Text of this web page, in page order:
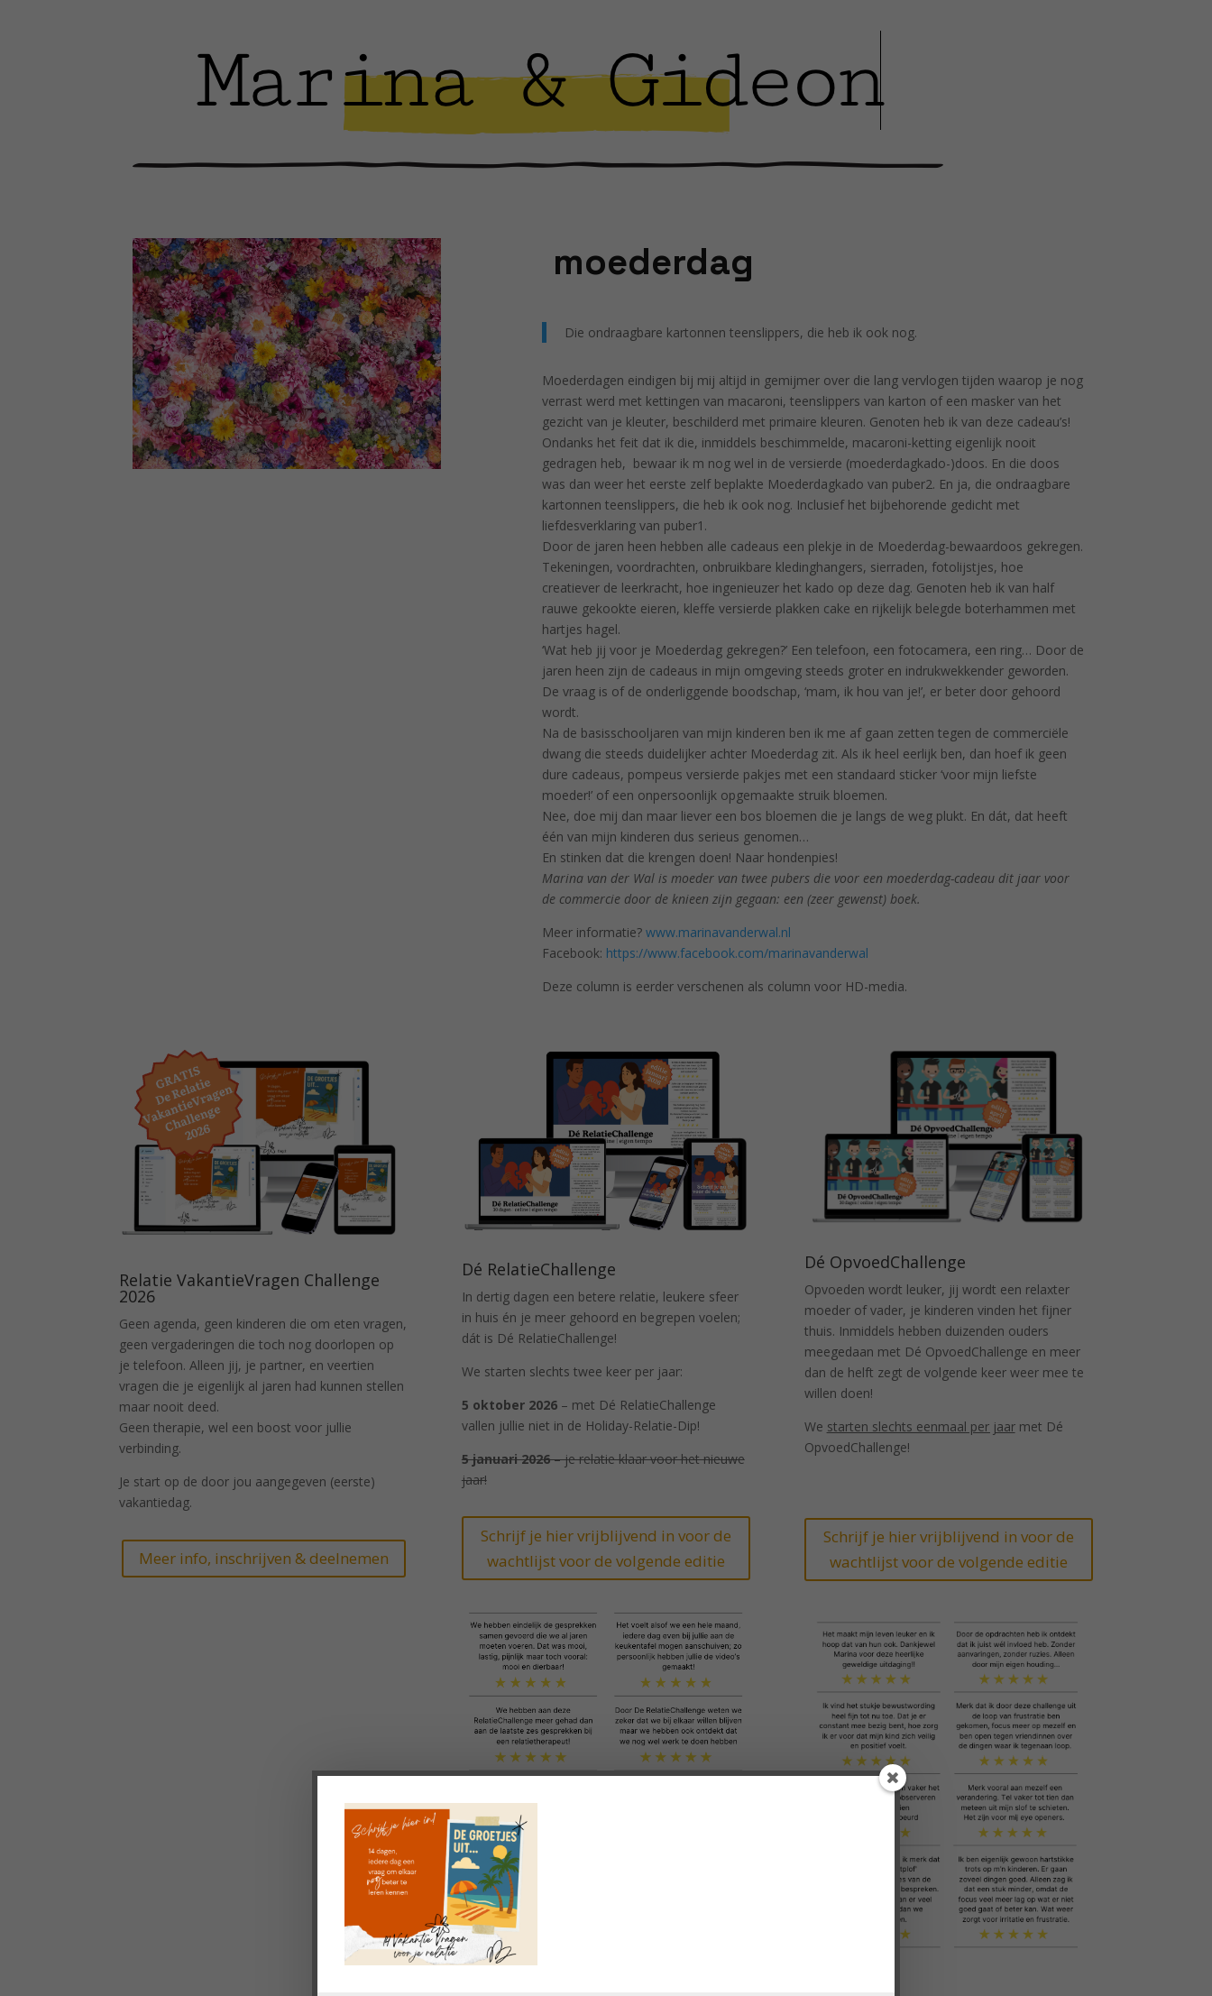
moederdag
Die ondraagbare kartonnen teenslippers, die heb ik ook nog.
Moederdagen eindigen bij mij altijd in gemijmer over die lang vervlogen tijden waarop je nog
verrast werd met kettingen van macaroni, teenslippers van karton of een masker van het
gezicht van je kleuter, beschilderd met primaire kleuren. Genoten heb ik van deze cadeau’s!
Ondanks het feit dat ik die, inmiddels beschimmelde, macaroni-ketting eigenlijk nooit
gedragen heb, bewaar ik m nog wel in de versierde (moederdagkado-)doos. En die doos
was dan weer het eerste zelf beplakte Moederdagkado van puber2. En ja, die ondraagbare
kartonnen teenslippers, die heb ik ook nog. Inclusief het bijbehorende gedicht met
liefdesverklaring van puber1.
Door de jaren heen hebben alle cadeaus een plekje in de Moederdag-bewaardoos gekregen.
Tekeningen, voordrachten, onbruikbare kledinghangers, sierraden, fotolijstjes, hoe
creatiever de leerkracht, hoe ingenieuzer het kado op deze dag. Genoten heb ik van half
rauwe gekookte eieren, kleffe versierde plakken cake en rijkelijk belegde boterhammen met
hartjes hagel.
‘Wat heb jij voor je Moederdag gekregen?’ Een telefoon, een fotocamera, een ring… Door de
jaren heen zijn de cadeaus in mijn omgeving steeds groter en indrukwekkender geworden.
De vraag is of de onderliggende boodschap, ‘mam, ik hou van je!’, er beter door gehoord
wordt.
Na de basisschooljaren van mijn kinderen ben ik me af gaan zetten tegen de commerciële
dwang die steeds duidelijker achter Moederdag zit. Als ik heel eerlijk ben, dan hoef ik geen
dure cadeaus, pompeus versierde pakjes met een standaard sticker ‘voor mijn liefste
moeder!’ of een onpersoonlijk opgemaakte struik bloemen.
Nee, doe mij dan maar liever een bos bloemen die je langs de weg plukt. En dát, dat heeft
één van mijn kinderen dus serieus genomen…
En stinken dat die krengen doen! Naar hondenpies!
Marina van der Wal is moeder van twee pubers die voor een moederdag-cadeau dit jaar voor
de commercie door de knieen zijn gegaan: een (zeer gewenst) boek.
Meer informatie? www.marinavanderwal.nl
Facebook: https://www.facebook.com/marinavanderwal
Deze column is eerder verschenen als column voor HD-media.
Relatie VakantieVragen Challenge
2026
Geen agenda, geen kinderen die om eten vragen,
geen vergaderingen die toch nog doorlopen op
je telefoon. Alleen jij, je partner, en veertien
vragen die je eigenlijk al jaren had kunnen stellen
maar nooit deed.
Geen therapie, wel een boost voor jullie
verbinding.
Je start op de door jou aangegeven (eerste)
vakantiedag.
Meer info, inschrijven & deelnemen
Dé RelatieChallenge
In dertig dagen een betere relatie, leukere sfeer
in huis én je meer gehoord en begrepen voelen;
dát is Dé RelatieChallenge!
We starten slechts twee keer per jaar:
5 oktober 2026– met Dé RelatieChallenge
vallen jullie niet in de Holiday-Relatie-Dip!
5 januari 2026– je relatie klaar voor het nieuwe
jaar!
Schrijf je hier vrijblijvend in voor de
wachtlijst voor de volgende editie
Dé OpvoedChallenge
Opvoeden wordt leuker, jij wordt een relaxter
moeder of vader, je kinderen vinden het fijner
thuis. Inmiddels hebben duizenden ouders
meegedaan met Dé OpvoedChallenge en meer
dan de helft zegt de volgende keer weer mee te
willen doen!
We starten slechts eenmaal per jaarmet Dé
OpvoedChallenge!
Schrijf je hier vrijblijvend in voor de
wachtlijst voor de volgende editie